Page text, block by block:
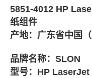
5851-4012 HP
纸组件
产地： 广东省中国
品牌名称： SLON
型号： HP LaserJet